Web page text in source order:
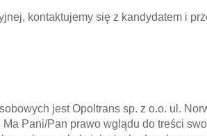
kontaktujemy się z kandydatem i
jest Opoltrans sp. z o.o. ul.
Pani/Pan prawo wglądu do treści